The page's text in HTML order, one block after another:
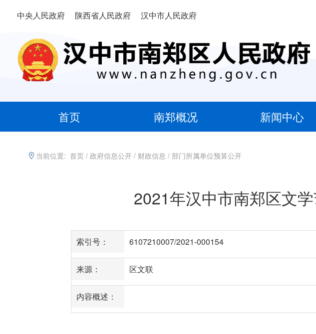
中央人民政府 陕西省人民政府 汉中市人民政府
首页 南郑概况 新闻中心
当前位置: 首页 / 政府信息公开 / 财政信息 / 部门所属单位预算公开
2021年汉中市南郑区文
索引号： 6107210007/2021-000154
来源： 区文联
内容概述：